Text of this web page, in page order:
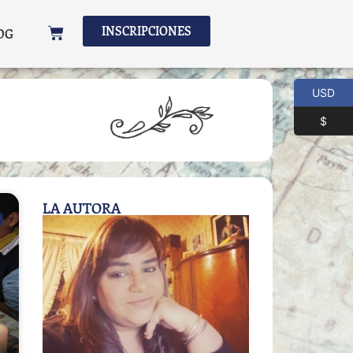
INSCRIPCIONES
LA AUTORA
USD
$